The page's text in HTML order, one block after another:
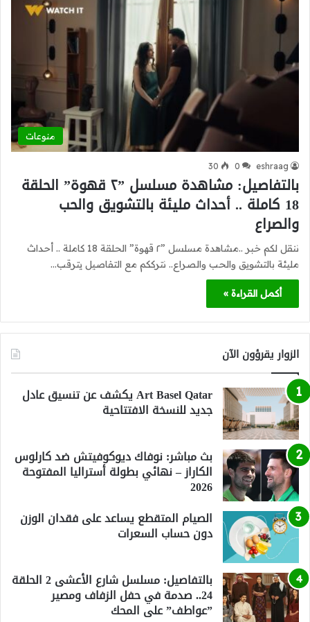
منوعات
eshraag
0
30
بالتفاصيل: مشاهدة مسلسل ”٢ قهوة” الحلقة
18 كاملة .. أحداث مليئة بالتشويق والحب
والصراع
ننقل لكم خبر ..مشاهدة مسلسل ”٢ قهوة” الحلقة 18 كاملة .. أحداث
مليئة بالتشويق والحب والصراع.. نترككم مع التفاصيل يترقب…
أكمل القراءة »
الزوار يقرؤون الآن
Art Basel Qatar يكشف عن تنسيق عادل
جديد للنسخة الافتتاحية
بث مباشر: نوفاك ديوكوفيتش ضد كارلوس
الكاراز – نهائي بطولة أستراليا المفتوحة
2026
الصيام المتقطع يساعد على فقدان الوزن
دون حساب السعرات
بالتفاصيل: مسلسل شارع الأعشى 2 الحلقة
24.. صدمة في حفل الزفاف ومصير
”عواطف” على المحك